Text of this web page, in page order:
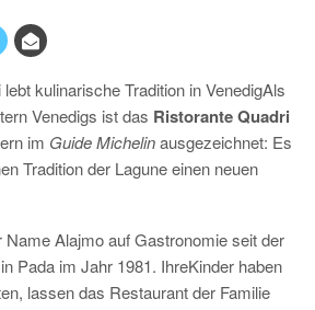
kulinarische Tradition in VenedigAls
Venedigs ist das Ristorante Quadri
im Guide Michelinausgezeichnet: Es
Tradition der Lagune einen neuen
Name Alajmo auf Gastronomie seit der
Pada im Jahr 1981. IhreKinder haben
lassen das Restaurant der Familie